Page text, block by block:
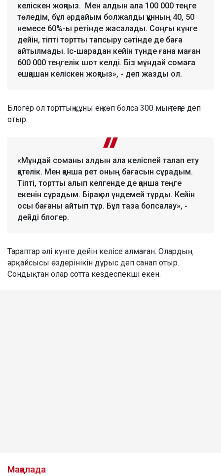
келіскен жоқпыз. Мен алдын ала 100 000 теңге
төледім, бұл әрдайым болжалды құнның 40, 50
немесе 60%-ы ретінде жасалады. Соңғы күнге
дейін, тіпті тортты тапсыру сәтінде де баға
айтылмады. Іс-шарадан кейін түнде ғана маған
600 000 теңгелік шот келді. Біз мұндай сомаға
ешқашан келіскен жоқпыз», - деп жазды ол.
Блогер ол торттың құны ең көп болса 300 мың теңге деп
отыр.
«Мұндай соманы алдын ала келіспей талап ету
қателік. Мен қанша рет оның бағасын сұрадым.
Тіпті, тортты алып келгенде де қанша теңге
екенін сұрадым. Бірақ ол үндемей тұрды. Кейін
осы бағаны айтып тұр. Бұл таза бопсалау», -
дейді блогер.
Тараптар әлі күнге дейін келісе алмаған. Олардың
әрқайсысы өздерінікін дұрыс деп санап отыр.
Сондықтан олар сотта кездеспекші екен.
Мақалада